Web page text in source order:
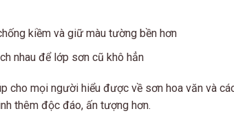
kiềm và giữ màu tường bền hơn
nhau để lớp sơn cũ khô hẳn
cho mọi người hiểu được về sơn hoa văn và
thêm độc đáo, ấn tượng hơn.